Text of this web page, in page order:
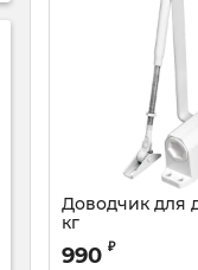
Доводчик для
кг
990 ₽